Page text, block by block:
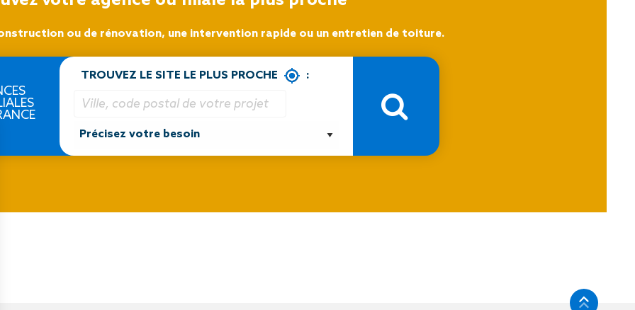
ou de rénovation, une intervention rapide ou un entretien de toiture.
TROUVEZ LE SITE LE PLUS PROCHE :